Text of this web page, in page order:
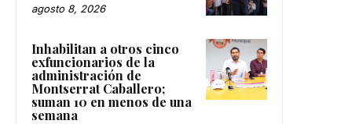
agosto 8, 2026
Inhabilitan a otros cinco
exfuncionarios de la
administración de
Montserrat Caballero;
suman 10 en menos de una
semana